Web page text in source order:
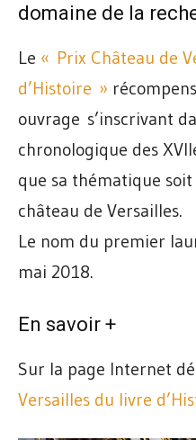
domaine de la
Le « Prix Château de
d’Histoire »
ouvrage s’inscrivant
chronologique des
que sa thématique
château de Versailles.
Le nom du premier
mai 2018.
En savoir +
Sur la page Internet
Versailles du livre